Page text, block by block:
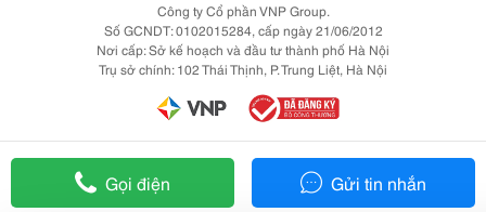
Gọi điện Gửi tin nhắn
Công ty Cổ phần VNP Group.
Số GCNDT: 0102015284, cấp ngày 21/06/2012
Nơi cấp: Sở kế hoạch và đầu tư thành phố Hà Nội
Trụ sở chính: 102 Thái Thịnh, P. Trung Liệt, Hà Nội